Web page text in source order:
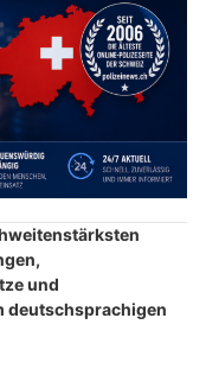
und
deutschsprachigen